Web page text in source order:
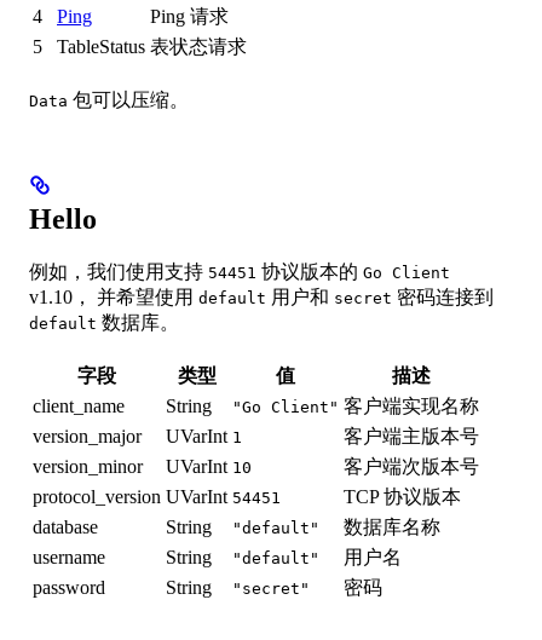
4
Ping
Ping 请求
5
TableStatus 表状态请求
Data 包可以压缩。
Hello
例如，我们使用支持 54451 协议版本的 Go Client
v1.10， 并希望使用 default 用户和 secret 密码连接到
default 数据库。
字段 类型 值
描述
client_name
String "Go Client" 客户端实现名称
version_major
UVarInt 1
客户端主版本号
version_minor
UVarInt 10
客户端次版本号
protocol_version UVarInt 54451
TCP 协议版本
database
String "default"
数据库名称
username
String "default"
用户名
password
String "secret" 密码